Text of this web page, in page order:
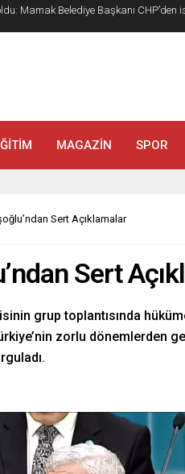
Mamak Belediye Başkanı CHP’den
MAGAZİN SPOR
Sert Açıklamalar
Sert
grup toplantısında
zorlu dönemlerden